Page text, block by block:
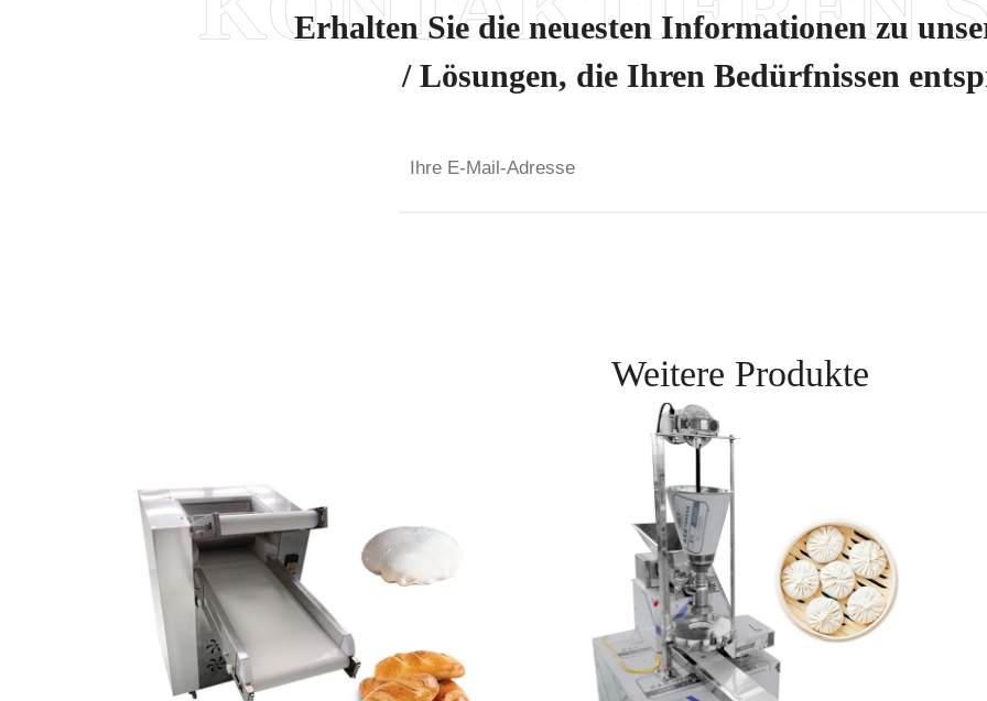
Erhalten Sie die neuesten Informationen zu
/ Lösungen, die Ihren Bedürfnissen
Weitere Produkte